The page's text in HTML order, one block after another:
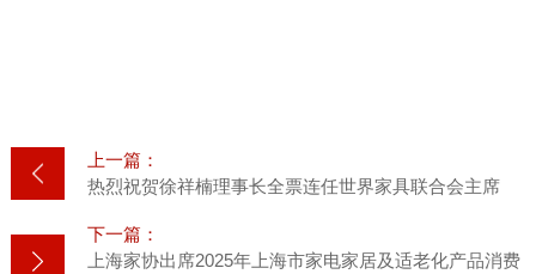
上一篇：
热烈祝贺徐祥楠理事长全票连任世界家具联合会主席
下一篇：
上海家协出席2025年上海市家电家居及适老化产品消费